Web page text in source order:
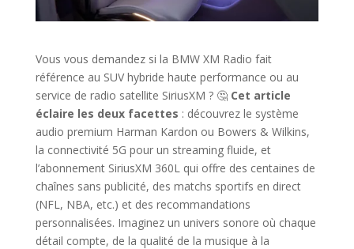
Vous vous demandez si la BMW XM Radio fait
référence au SUV hybride haute performance ou au
service de radio satellite SiriusXM ? 🤔 Cet article
éclaire les deux facettes : découvrez le système
audio premium Harman Kardon ou Bowers & Wilkins,
la connectivité 5G pour un streaming fluide, et
l’abonnement SiriusXM 360L qui offre des centaines de
chaînes sans publicité, des matchs sportifs en direct
(NFL, NBA, etc.) et des recommandations
personnalisées. Imaginez un univers sonore où chaque
détail compte, de la qualité de la musique à la